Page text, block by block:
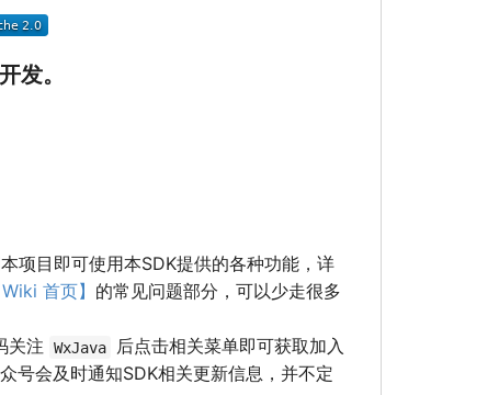
发。
项目即可使用本SDK提供的各种功能，详
首页】 的常见问题部分，可以少走很多
关注
WxJava
后点击相关菜单即可获取加入
号会及时通知SDK相关更新信息，并不定